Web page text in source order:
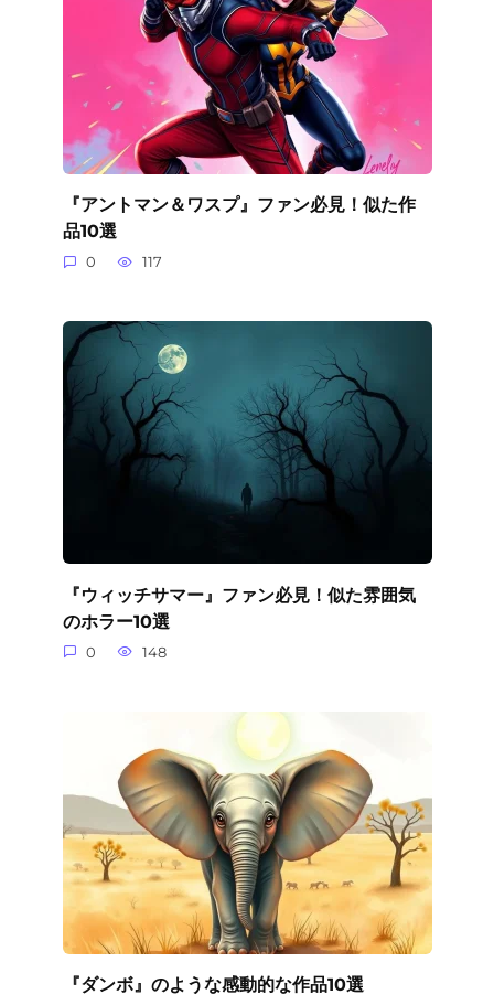
『アントマン＆ワスプ』ファン必見！似た作
品10選
0 117
『ウィッチサマー』ファン必見！似た雰囲気
のホラー10選
0 148
『ダンボ』のような感動的な作品10選